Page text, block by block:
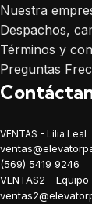
Nuestra
Despachos,
Términos y
Preguntas
VENTAS - Lilia Leal
(569) 5419 9246
VENTAS2 -